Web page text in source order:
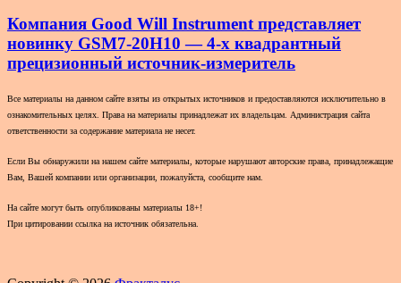
Компания Good Will Instrument представляет
новинку GSM7-20H10 — 4-х квадрантный
прецизионный источник-измеритель
Все материалы на данном сайте взяты из открытых источников и предоставляются исключительно в
ознакомительных целях. Права на материалы принадлежат их владельцам. Администрация сайта
ответственности за содержание материала не несет.
Если Вы обнаружили на нашем сайте материалы, которые нарушают авторские права, принадлежащие
Вам, Вашей компании или организации, пожалуйста, сообщите нам.
На сайте могут быть опубликованы материалы 18+!
При цитировании ссылка на источник обязательна.